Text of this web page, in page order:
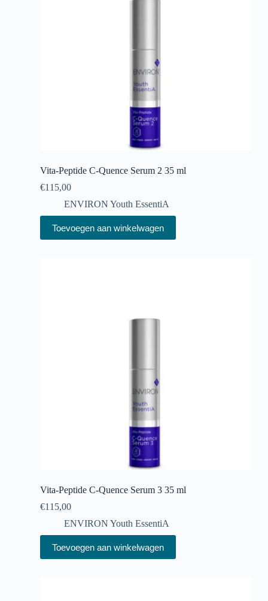
Vita-Peptide C-Quence Serum 2 35 ml
€115,00
ENVIRON Youth EssentiA
Toevoegen aan winkelwagen
Vita-Peptide C-Quence Serum 3 35 ml
€115,00
ENVIRON Youth EssentiA
Toevoegen aan winkelwagen